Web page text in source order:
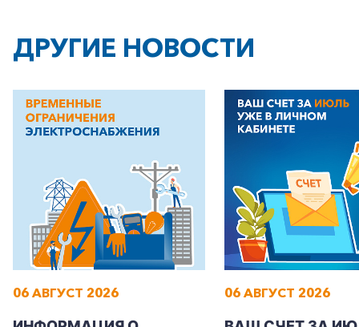
+7-800-700-24-57
Частным клиентам
Корпоративным клиентам
ДРУГИЕ НОВОСТИ
06 АВГУСТ 2026 06 АВГУСТ 2026